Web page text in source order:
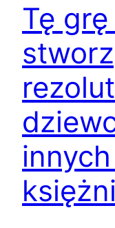
Tę